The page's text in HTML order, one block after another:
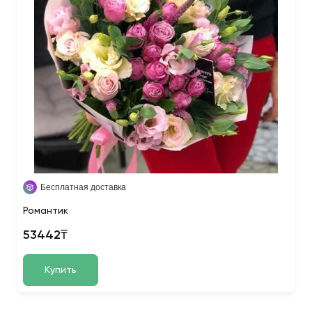
Бесплатная доставка
Романтик
53442₸
Купить